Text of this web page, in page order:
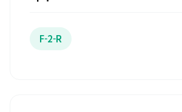
F-2-R